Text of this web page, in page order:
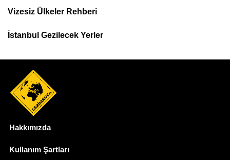
Menu
Vizesiz Ülkeler Rehberi
İstanbul Gezilecek Yerler
Hakkımızda
Kullanım Şartları